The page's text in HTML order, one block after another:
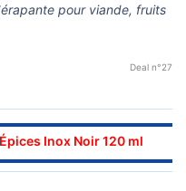
pour viande, fruits
Deal n°27
Inox Noir 120 ml